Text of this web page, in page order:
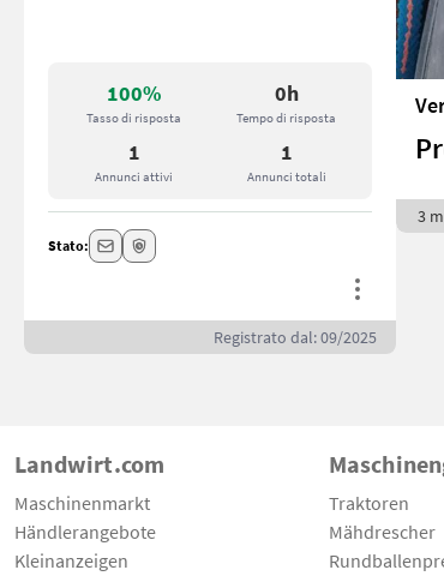
100%
Tasso di risposta
0h
Tempo di risposta
1
Annunci attivi
1
Annunci totali
Stato:
Registrato dal: 09/2025
3
Landwirt.com
Maschinenmarkt
Händlerangebote
Kleinanzeigen
Traktoren
Mähdrescher